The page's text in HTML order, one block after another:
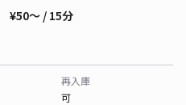
¥50〜 / 15分
再入庫
可